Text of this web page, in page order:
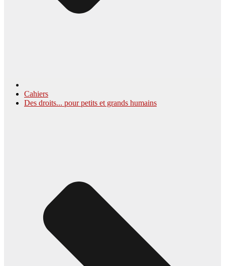
Cahiers
Des droits... pour petits et grands humains